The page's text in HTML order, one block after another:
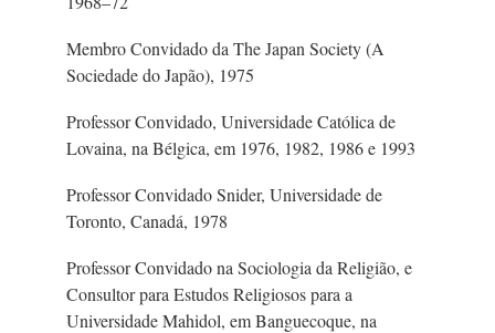
Membro Convidado da The Japan Society (A
Sociedade do Japão), 1975
Professor Convidado, Universidade Católica de
Lovaina, na Bélgica, em 1976, 1982, 1986 e 1993
Professor Convidado Snider, Universidade de
Toronto, Canadá, 1978
Professor Convidado na Sociologia da Religião, e
Consultor para Estudos Religiosos para a
Universidade Mahidol, em Banguecoque, na